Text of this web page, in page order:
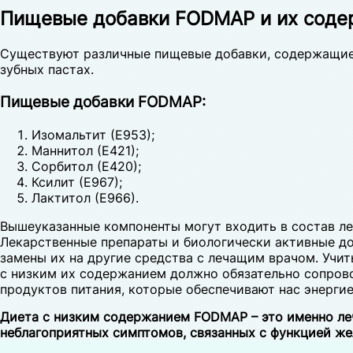
Пищевые добавки FODMAP и их
Существуют различные пищевые добавки, содержащие
зубных пастах.
Пищевые добавки FODMAP:
Изомальтит (Е953);
Маннитол (Е421);
Сорбитол (Е420);
Ксилит (Е967);
Лактитол (Е966).
Вышеуказанные компоненты могут входить в состав
Лекарственные препараты и биологически активные
замены их на другие средства с лечащим врачом.
с низким их содержанием должно обязательно
продуктов питания, которые обеспечивают нас
Диета с низким содержанием FODMAP – это именно
неблагоприятных симптомов, связанных с функцией